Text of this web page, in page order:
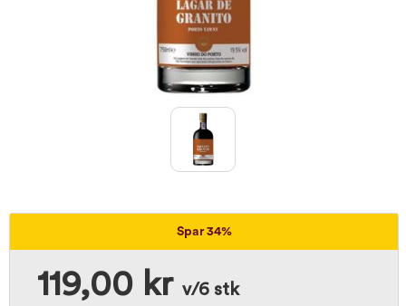
Spar 34%
119,00 kr v/6 stk